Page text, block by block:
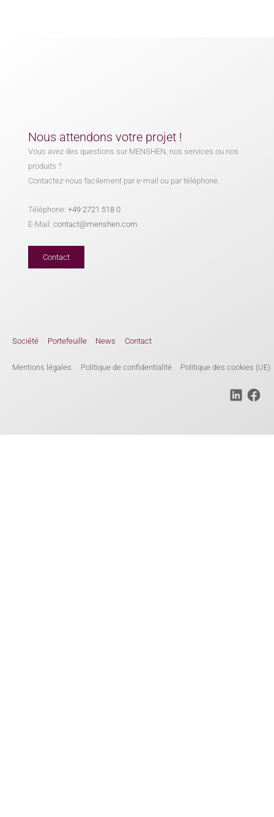
Nous attendons votre projet !
Vous avez des questions sur MENSHEN, nos services ou nos
produits ?
Contactez-nous facilement par e-mail ou par téléphone.
Téléphone:+49 2721 518 0
E-Mail:contact@menshen.com
Contact
Société Portefeuille News Contact
Mentions légales Politique de confidentialité Politique des cookies (UE)